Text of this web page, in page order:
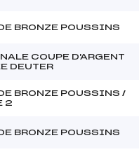
BRONZE POUSSINS
COUPE D'ARGENT
DEUTER
BRONZE POUSSINS /
2
BRONZE POUSSINS